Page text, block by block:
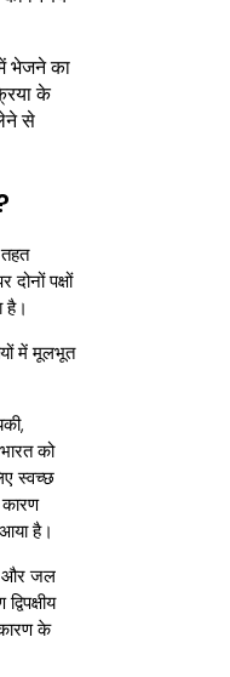
भेजने का
के
से
पक्षों
है।
में मूलभूत
को
स्वच्छ
है।
और जल
के